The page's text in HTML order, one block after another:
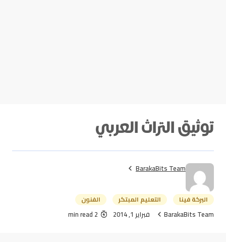
توثيق التراث العربي
BarakaBits Team
البركة فينا التعليم المبتكر الفنون
BarakaBits Team فبراير 1, 2014 2 min read